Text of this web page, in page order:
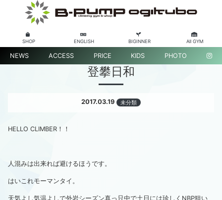
SHOP ENGLISH BIGINNER All GYM
NEWS ACCESS PRICE KIDS PHOTO
登攀日和
2017.03.19 未分類
HELLO CLIMBER！！
人混みは出来れば避けるほうです。
はいこれモーマンタイ。
天気よし気温よしで外岩シーズン真っ只中で土日には珍しくNBP狙い